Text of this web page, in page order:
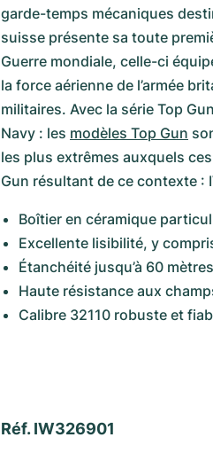
garde-temps mécaniques
suisse présente sa toute
Guerre mondiale, celle-ci
la force aérienne de l’armée
militaires. Avec la série Top
Navy : les modèles Top Gun
les plus extrêmes auxquels
Gun résultant de ce contexte :
Boîtier en céramique
Excellente lisibilité, y
Étanchéité jusqu’à 60 mètres
Haute résistance aux
Calibre 32110 robuste et
Réf. IW326901